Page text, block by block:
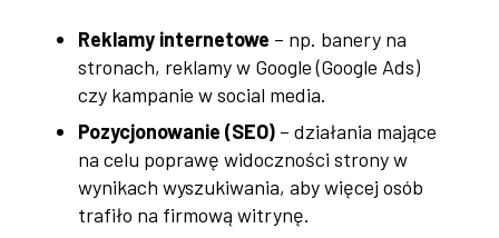
Reklamy internetowe – np. banery na
stronach, reklamy w Google (Google Ads)
czy kampanie w social media.
Pozycjonowanie (SEO) – działania mające
na celu poprawę widoczności strony w
wynikach wyszukiwania, aby więcej osób
trafiło na firmową witrynę.